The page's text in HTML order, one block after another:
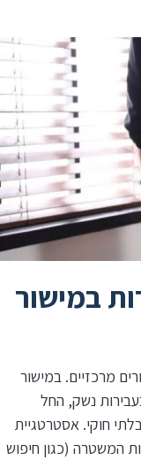
במישור
מרכזיים. במישור
נשק, החל
חוקי. אסטרטגיית
המשטרה (כגון חיפוש